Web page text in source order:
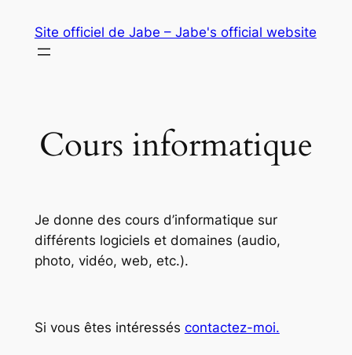
contenu
Site officiel de Jabe – Jabe's official website
Cours informatique
Je donne des cours d’informatique sur
différents logiciels et domaines (audio,
photo, vidéo, web, etc.).
Si vous êtes intéressés contactez-moi.